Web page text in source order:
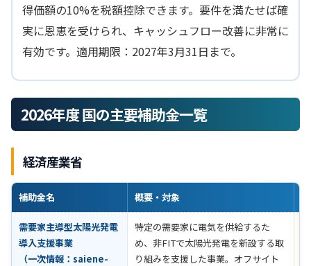
得価額の10%を税額控除できます。要件を満たせば確
実に恩恵を受けられ、キャッシュフロー改善に非常に
有効です。適用期限：2027年3月31日まで。
2026年度 国の主要補助金一覧
経済産業省
補助金名 概要・対象
需要家主導型太陽光発電
導入支援事業
（一次情報： saiene-
特定の需要家に電気を供給するた
め、非FITで太陽光発電を新設する取
り組みを支援した事業。オフサイト